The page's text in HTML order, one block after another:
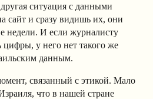
ситуация с данными
и сразу видишь их, они
недели. И если журналисту
у него нет такого же
данным.
связанный с этикой. Мало
что в нашей стране